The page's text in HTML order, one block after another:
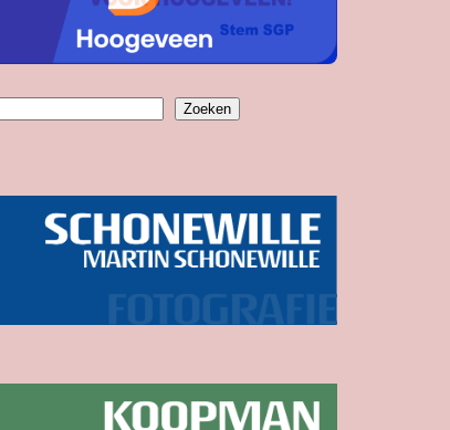
Zoeken